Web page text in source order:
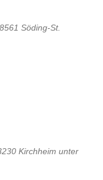
Söding-St.
Kirchheim unter